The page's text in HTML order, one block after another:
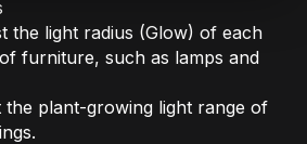
the light radius (Glow) of each
furniture, such as lamps and
the plant-growing light range of